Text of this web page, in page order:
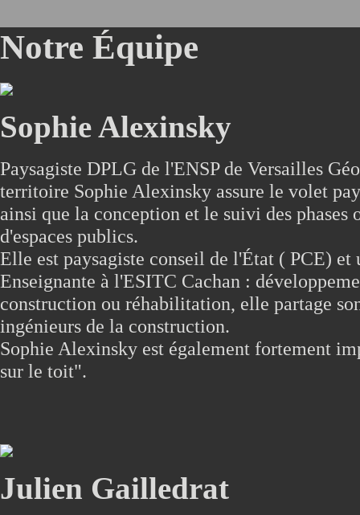
Notre Équipe
Sophie Alexinsky
Paysagiste DPLG de l'ENSP de Versailles
territoire Sophie Alexinsky assure le volet
ainsi que la conception et le suivi des phases
d'espaces publics.
Elle est paysagiste conseil de l'État ( PCE)
Enseignante à l'ESITC Cachan :
construction ou réhabilitation, elle partage
ingénieurs de la construction.
Sophie Alexinsky est également fortement
sur le toit".
Julien Gailledrat